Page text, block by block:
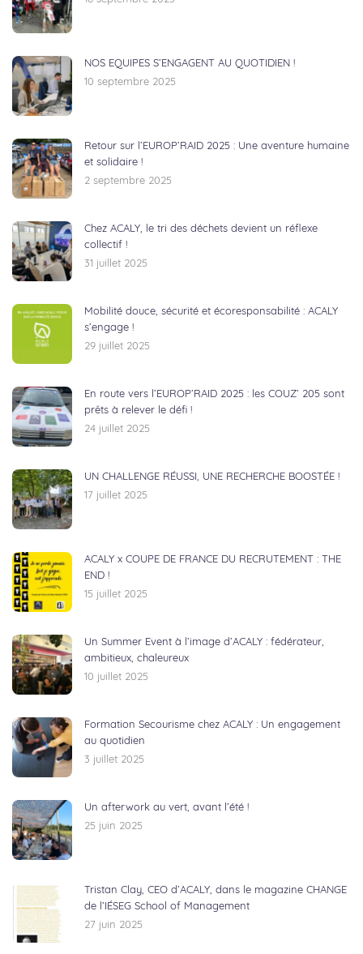
NOS EQUIPES S’ENGAGENT AU QUOTIDIEN !
10 septembre 2025
Retour sur l’EUROP’RAID 2025 : Une aventure humaine
et solidaire !
2 septembre 2025
Chez ACALY, le tri des déchets devient un réflexe
collectif !
31 juillet 2025
Mobilité douce, sécurité et écoresponsabilité : ACALY
s’engage !
29 juillet 2025
En route vers l’EUROP’RAID 2025 : les COUZ’ 205 sont
prêts à relever le défi !
24 juillet 2025
UN CHALLENGE RÉUSSI, UNE RECHERCHE BOOSTÉE !
17 juillet 2025
ACALY x COUPE DE FRANCE DU RECRUTEMENT : THE
END !
15 juillet 2025
Un Summer Event à l’image d’ACALY : fédérateur,
ambitieux, chaleureux
10 juillet 2025
Formation Secourisme chez ACALY : Un engagement
au quotidien
3 juillet 2025
Un afterwork au vert, avant l’été !
25 juin 2025
Tristan Clay, CEO d’ACALY, dans le magazine CHANGE
de l’IÉSEG School of Management
27 juin 2025